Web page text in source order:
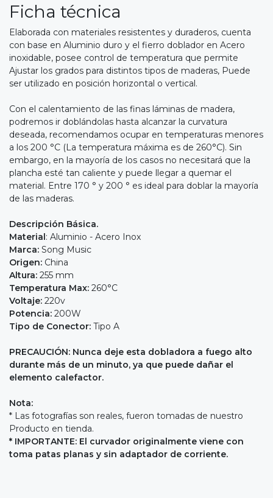
Ficha técnica
Elaborada con materiales resistentes y duraderos, cuenta
con base en Aluminio duro y el fierro doblador en Acero
inoxidable, posee control de temperatura que permite
Ajustar los grados para distintos tipos de maderas, Puede
ser utilizado en posición horizontal o vertical.
Con el calentamiento de las finas láminas de madera,
podremos ir doblándolas hasta alcanzar la curvatura
deseada, recomendamos ocupar en temperaturas menores
a los 200 °C (La temperatura máxima es de 260°C). Sin
embargo, en la mayoría de los casos no necesitará que la
plancha esté tan caliente y puede llegar a quemar el
material. Entre 170 ° y 200 ° es ideal para doblar la mayoría
de las maderas.
Descripción Básica.
Material: Aluminio - Acero Inox
Marca: Song Music
Origen: China
Altura: 255 mm
Temperatura Max: 260°C
Voltaje: 220v
Potencia: 200W
Tipo de Conector: Tipo A
PRECAUCIÓN: Nunca deje esta dobladora a fuego alto
durante más de un minuto, ya que puede dañar el
elemento calefactor.
Nota:
* Las fotografías son reales, fueron tomadas de nuestro
Producto en tienda.
* IMPORTANTE: El curvador originalmente viene con
toma patas planas y sin adaptador de corriente.